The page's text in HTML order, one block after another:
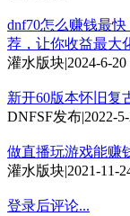
dnf70怎么赚钱最
荐，让你收益最大
灌水版块|2024-6-20
新开60版本怀旧复
DNFSF发布|2022-
做直播玩游戏能赚
灌水版块|2021-11-
登录后评论...